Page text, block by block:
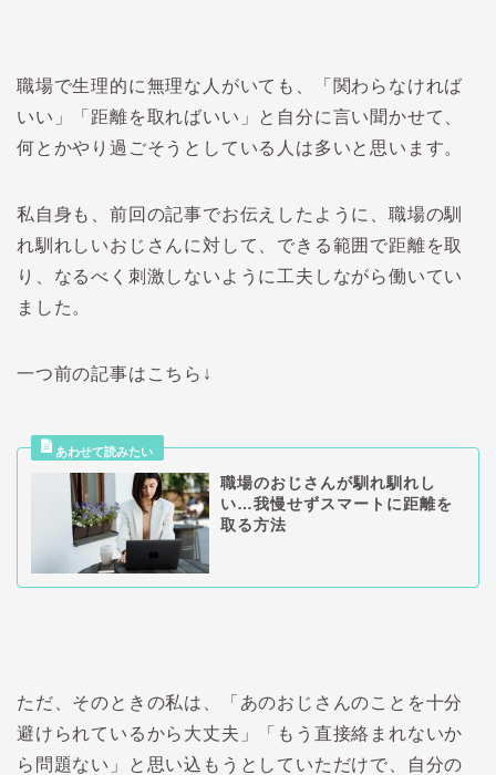
職場で生理的に無理な人がいても、「関わらなければ
いい」「距離を取ればいい」と自分に言い聞かせて、
何とかやり過ごそうとしている人は多いと思います。
私自身も、前回の記事でお伝えしたように、職場の馴
れ馴れしいおじさんに対して、できる範囲で距離を取
り、なるべく刺激しないように工夫しながら働いてい
ました。
一つ前の記事はこちら↓
職場のおじさんが馴れ馴れし
い…我慢せずスマートに距離を
取る方法
ただ、そのときの私は、「あのおじさんのことを十分
避けられているから大丈夫」「もう直接絡まれないか
ら問題ない」と思い込もうとしていただけで、自分の